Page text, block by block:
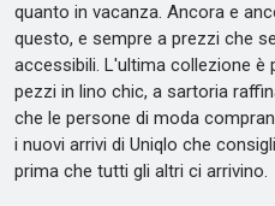
quanto in vacanza. Ancora e
questo, e sempre a prezzi che
accessibili. L'ultima collezione è
pezzi in lino chic, a sartoria
che le persone di moda
i nuovi arrivi di Uniqlo che
prima che tutti gli altri ci arrivino.